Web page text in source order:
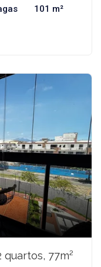
101 m²
77m²